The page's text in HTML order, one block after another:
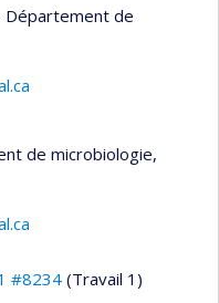
Département de
de microbiologie,
#8234(Travail 1)